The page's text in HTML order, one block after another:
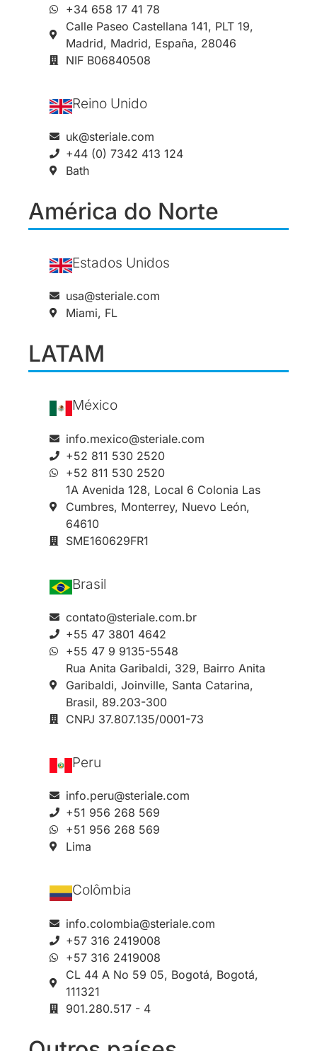
+34 658 17 41 78
Calle Paseo Castellana 141, PLT 19,
Madrid, Madrid, España, 28046
NIF B06840508
Reino Unido
uk@steriale.com
+44 (0) 7342 413 124
Bath
América do Norte
Estados Unidos
usa@steriale.com
Miami, FL
LATAM
México
info.mexico@steriale.com
+52 811 530 2520
+52 811 530 2520
1A Avenida 128, Local 6 Colonia Las
Cumbres, Monterrey, Nuevo León,
64610
SME160629FR1
Brasil
contato@steriale.com.br
+55 47 3801 4642
+55 47 9 9135-5548
Rua Anita Garibaldi, 329, Bairro Anita
Garibaldi, Joinville, Santa Catarina,
Brasil, 89.203-300
CNPJ 37.807.135/0001-73
Peru
info.peru@steriale.com
+51 956 268 569
+51 956 268 569
Lima
Colômbia
info.colombia@steriale.com
+57 316 2419008
+57 316 2419008
CL 44 A No 59 05, Bogotá, Bogotá,
111321
901.280.517 - 4